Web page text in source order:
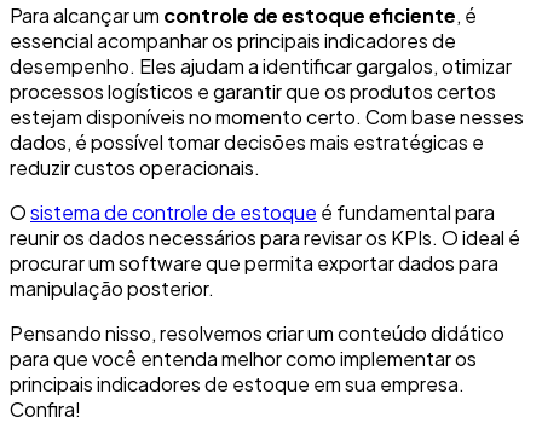
Para alcançar um controle de estoque eficiente, é
essencial acompanhar os principais indicadores de
desempenho. Eles ajudam a identificar gargalos, otimizar
processos logísticos e garantir que os produtos certos
estejam disponíveis no momento certo. Com base nesses
dados, é possível tomar decisões mais estratégicas e
reduzir custos operacionais.
Osistema de controle de estoque é fundamental para
reunir os dados necessários para revisar os KPIs. O ideal é
procurar um software que permita exportar dados para
manipulação posterior.
Pensando nisso, resolvemos criar um conteúdo didático
para que você entenda melhor como implementar os
principais indicadores de estoque em sua empresa.
Confira!